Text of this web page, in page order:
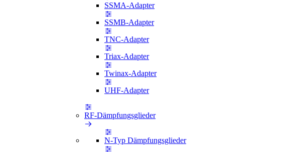
SSMA-Adapter
SSMB-Adapter
TNC-Adapter
Triax-Adapter
Twinax-Adapter
UHF-Adapter
RF-Dämpfungsglieder
N-Typ Dämpfungsglieder